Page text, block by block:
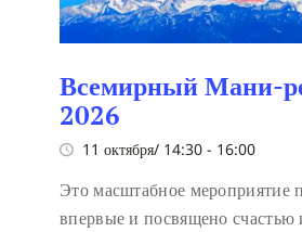
Всемирный Мани-
2026
11 октября/ 14:30 - 16:00
Это масштабное мероприятие
впервые и посвящено счастью